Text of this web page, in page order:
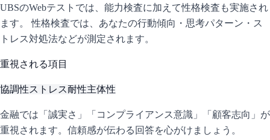
UBSのWebテストでは、能力検査に加えて性格検査も実施され
ます。 性格検査では、あなたの行動傾向・思考パターン・ス
トレス対処法などが測定されます。
重視される項目
協調性ストレス耐性主体性
金融では「誠実さ」「コンプライアンス意識」「顧客志向」が
重視されます。信頼感が伝わる回答を心がけましょう。